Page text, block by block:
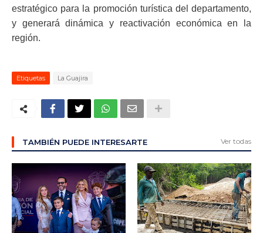
estratégico para la promoción turística del departamento,
y generará dinámica y reactivación económica en la
región.
Etiquetas La Guajira
TAMBIÉN PUEDE INTERESARTE Ver todas